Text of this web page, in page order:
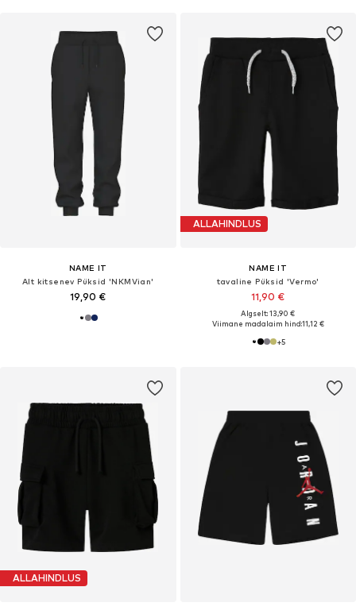
NAME IT
Alt kitsenev Püksid 'NKMVian'
19,90 €
ALLAHINDLUS
NAME IT
tavaline Püksid 'Vermo'
11,90 €
Algselt: 13,90 €
Viimane madalaim hind:11,12 €
+5
ALLAHINDLUS